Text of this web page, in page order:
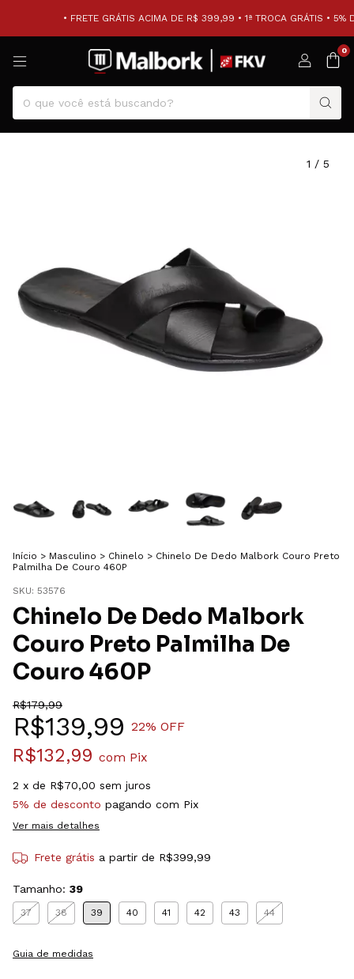
• FRETE GRÁTIS ACIMA DE R$ 399,99 • 1ª TROCA GRÁTIS • 5%
0
1 / 5
Início > Masculino > Chinelo > Chinelo De Dedo Malbork Couro Preto
Palmilha De Couro 460P
SKU: 53576
Chinelo De Dedo Malbork
Couro Preto Palmilha De
Couro 460P
R$179,99
R$139,99 22% OFF
R$132,99 com Pix
2 x de R$70,00 sem juros
5% de desconto pagando com Pix
Ver mais detalhes
Frete grátis a partir de R$399,99
Tamanho: 39
37 38 39 40 41 42 43 44
Guia de medidas